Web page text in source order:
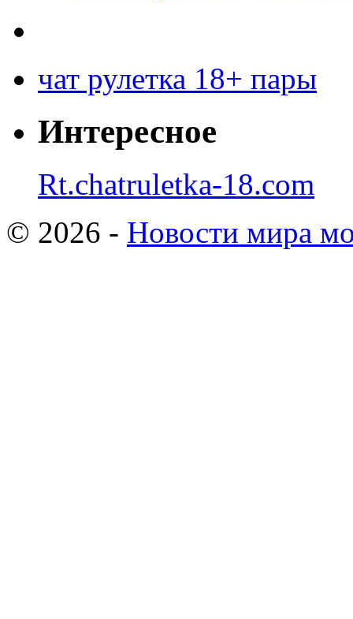
чат рулетка 18+ пары
Интересное
Rt.chatruletka-18.com
© 2026 - Новости мира